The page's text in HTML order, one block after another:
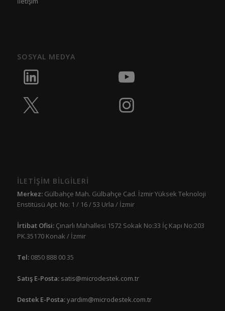
SOSYAL MEDYA
İLETİŞİM BİLGİLERİ
Merkez:Gülbahçe Mah. Gülbahçe Cad. İzmir Yüksek Teknoloji
Enstitüsü Apt. No: 1 / 16 / 53 Urla / İzmir
İrtibat Ofisi: Çınarlı Mahallesi 1572 Sokak No:33 İç Kapı No:203
PK.35170 Konak / İzmir
Tel:0850 888 00 35
Satış E-Posta: satis@microdestek.com.tr
Destek E-Posta:yardim@microdestek.com.tr